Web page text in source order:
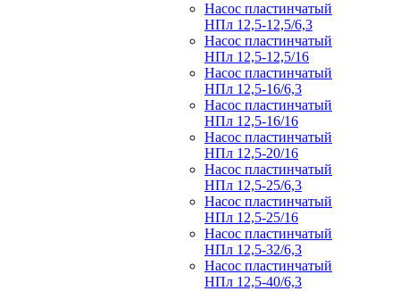
Насос пластинчатый
НПл 12,5-12,5/6,3
Насос пластинчатый
НПл 12,5-12,5/16
Насос пластинчатый
НПл 12,5-16/6,3
Насос пластинчатый
НПл 12,5-16/16
Насос пластинчатый
НПл 12,5-20/16
Насос пластинчатый
НПл 12,5-25/6,3
Насос пластинчатый
НПл 12,5-25/16
Насос пластинчатый
НПл 12,5-32/6,3
Насос пластинчатый
НПл 12,5-40/6,3